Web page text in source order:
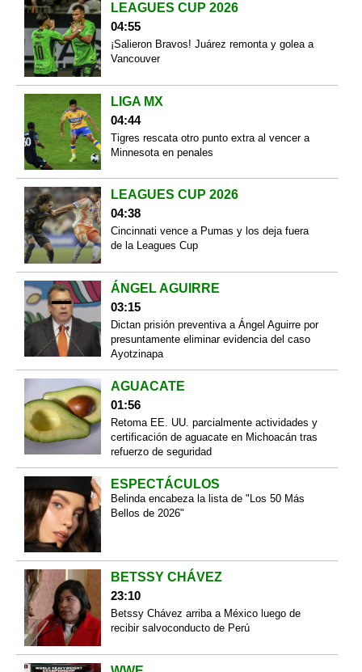
LEAGUES CUP 2026
04:55
¡Salieron Bravos! Juárez remonta y golea a
Vancouver
LIGA MX
04:44
Tigres rescata otro punto extra al vencer a
Minnesota en penales
LEAGUES CUP 2026
04:38
Cincinnati vence a Pumas y los deja fuera
de la Leagues Cup
ÁNGEL AGUIRRE
03:15
Dictan prisión preventiva a Ángel Aguirre por
presuntamente eliminar evidencia del caso
Ayotzinapa
AGUACATE
01:56
Retoma EE. UU. parcialmente actividades y
certificación de aguacate en Michoacán tras
refuerzo de seguridad
ESPECTÁCULOS
Belinda encabeza la lista de "Los 50 Más
Bellos de 2026"
BETSSY CHÁVEZ
23:10
Betssy Chávez arriba a México luego de
recibir salvoconducto de Perú